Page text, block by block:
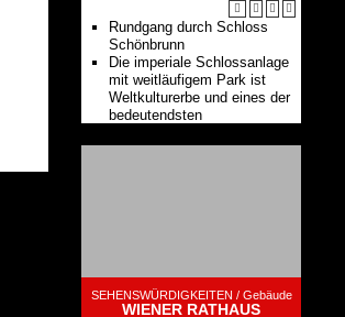
Rundgang durch Schloss
Schönbrunn
Die imperiale Schlossanlage
mit weitläufigem Park ist
Weltkulturerbe und eines der
bedeutendsten
SEHENSWÜRDIGKEITEN / Gebäude
WIENER RATHAUS